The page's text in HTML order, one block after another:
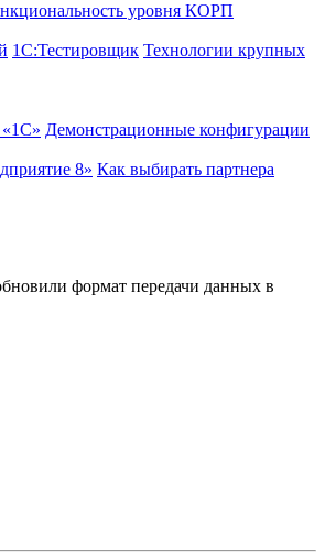
уровня КОРП
1С:Тестировщик Технологии крупных
Демонстрационные конфигурации
8» Как выбирать партнера
формат передачи данных в